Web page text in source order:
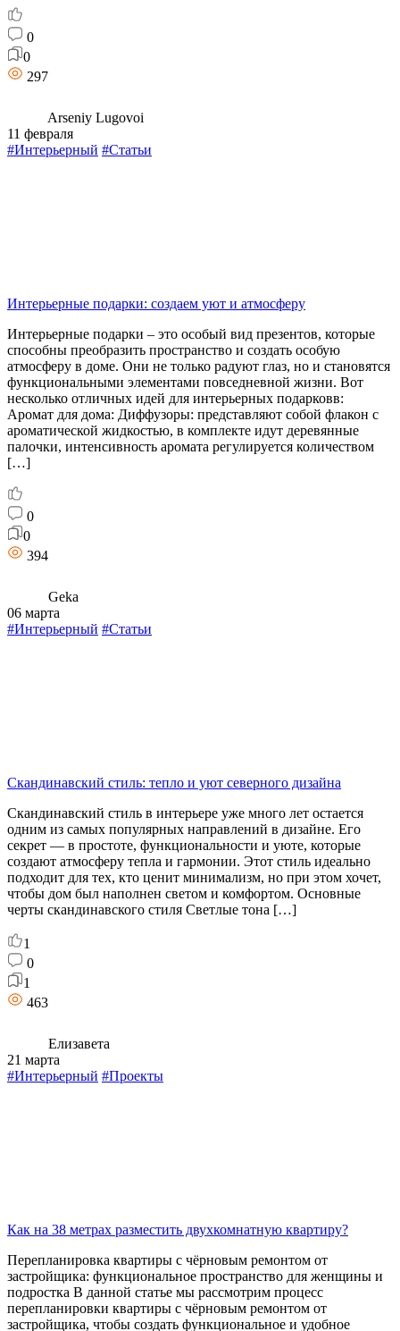
0
0
297
Arseniy Lugovoi
11 февраля
#Интерьерный #Статьи
Интерьерные подарки: создаем уют и атмосферу
Интерьерные подарки – это особый вид презентов, которые
способны преобразить пространство и создать особую
атмосферу в доме. Они не только радуют глаз, но и становятся
функциональными элементами повседневной жизни. Вот
несколько отличных идей для интерьерных подарковв:
Аромат для дома: Диффузоры: представляют собой флакон с
ароматической жидкостью, в комплекте идут деревянные
палочки, интенсивность аромата регулируется количеством
[…]
0
0
394
Geka
06 марта
#Интерьерный #Статьи
Скандинавский стиль: тепло и уют северного дизайна
Скандинавский стиль в интерьере уже много лет остается
одним из самых популярных направлений в дизайне. Его
секрет — в простоте, функциональности и уюте, которые
создают атмосферу тепла и гармонии. Этот стиль идеально
подходит для тех, кто ценит минимализм, но при этом хочет,
чтобы дом был наполнен светом и комфортом. Основные
черты скандинавского стиля Светлые тона […]
1
0
1
463
Елизавета
21 марта
#Интерьерный #Проекты
Как на 38 метрах разместить двухкомнатную квартиру?
Перепланировка квартиры с чёрновым ремонтом от
застройщика: функциональное пространство для женщины и
подростка В данной статье мы рассмотрим процесс
перепланировки квартиры с чёрновым ремонтом от
застройщика, чтобы создать функциональное и удобное